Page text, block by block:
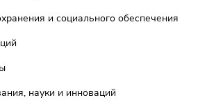
и социального обеспечения
науки и инноваций